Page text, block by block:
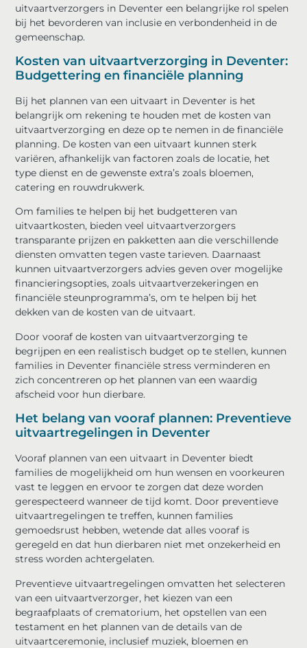
uitvaartverzorgers in Deventer een belangrijke rol spelen
bij het bevorderen van inclusie en verbondenheid in de
gemeenschap.
Kosten van uitvaartverzorging in Deventer:
Budgettering en financiële planning
Bij het plannen van een uitvaart in Deventer is het
belangrijk om rekening te houden met de kosten van
uitvaartverzorging en deze op te nemen in de financiële
planning. De kosten van een uitvaart kunnen sterk
variëren, afhankelijk van factoren zoals de locatie, het
type dienst en de gewenste extra’s zoals bloemen,
catering en rouwdrukwerk.
Om families te helpen bij het budgetteren van
uitvaartkosten, bieden veel uitvaartverzorgers
transparante prijzen en pakketten aan die verschillende
diensten omvatten tegen vaste tarieven. Daarnaast
kunnen uitvaartverzorgers advies geven over mogelijke
financieringsopties, zoals uitvaartverzekeringen en
financiële steunprogramma’s, om te helpen bij het
dekken van de kosten van de uitvaart.
Door vooraf de kosten van uitvaartverzorging te
begrijpen en een realistisch budget op te stellen, kunnen
families in Deventer financiële stress verminderen en
zich concentreren op het plannen van een waardig
afscheid voor hun dierbare.
Het belang van vooraf plannen: Preventieve
uitvaartregelingen in Deventer
Vooraf plannen van een uitvaart in Deventer biedt
families de mogelijkheid om hun wensen en voorkeuren
vast te leggen en ervoor te zorgen dat deze worden
gerespecteerd wanneer de tijd komt. Door preventieve
uitvaartregelingen te treffen, kunnen families
gemoedsrust hebben, wetende dat alles vooraf is
geregeld en dat hun dierbaren niet met onzekerheid en
stress worden achtergelaten.
Preventieve uitvaartregelingen omvatten het selecteren
van een uitvaartverzorger, het kiezen van een
begraafplaats of crematorium, het opstellen van een
testament en het plannen van de details van de
uitvaartceremonie, inclusief muziek, bloemen en